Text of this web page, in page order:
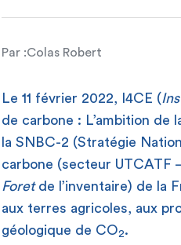
Par :Colas Robert
Le 11 février 2022, I4CE (
de carbone : L’ambition de
la SNBC-2 (Stratégie
carbone (secteur UTCATF
Foretde l’inventaire) de la
aux terres agricoles, aux
géologique de CO2.